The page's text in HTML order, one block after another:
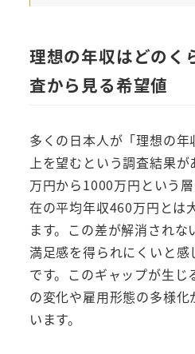
理想の年収はどのく
査から見る希望値
多くの日本人が「理想の
上を望むという調査結果
万円から1000万円という
在の平均年収460万円とは
ます。この差が解消され
満足感を得られにくいと
です。このギャップが生
の変化や雇用形態の多様
います。